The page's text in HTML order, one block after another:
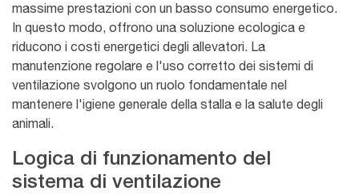
massime prestazioni con un basso consumo energetico.
In questo modo, offrono una soluzione ecologica e
riducono i costi energetici degli allevatori. La
manutenzione regolare e l'uso corretto dei sistemi di
ventilazione svolgono un ruolo fondamentale nel
mantenere l'igiene generale della stalla e la salute degli
animali.
Logica di funzionamento del
sistema di ventilazione